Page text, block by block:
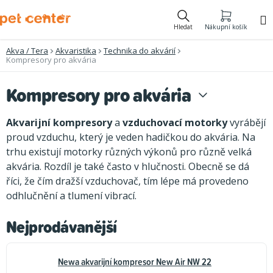
na
Hledat Nákupní košík
Akva / Tera Akvaristika
Technika do akvárií
Kompresory pro akvária
Kompresory pro akvária
Akvarijní kompresorya vzduchovací motorkyvyrábějí
proud vzduchu, který je veden hadičkou do akvária. Na
trhu existují motorky různých výkonů pro různě velká
akvária. Rozdíl je také často v hlučnosti. Obecně se dá
říci, že čím dražší vzduchovač, tím lépe má provedeno
odhlučnění a tlumení vibrací.
Nejprodávanější
Newa akvarijní kompresor New Air NW 22